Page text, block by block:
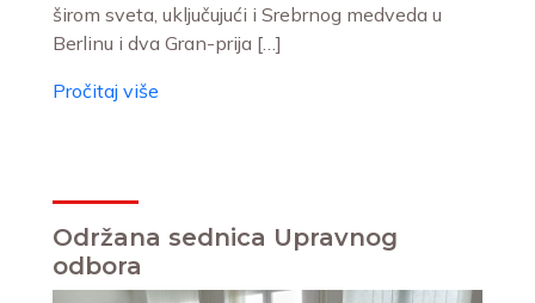
širom sveta, uključujući i Srebrnog medveda u
Berlinu i dva Gran-prija […]
Pročitaj više
Održana sednica Upravnog
odbora